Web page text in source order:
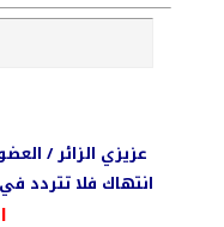
عزيزي الزائر /
انتهاك فلا تتردد